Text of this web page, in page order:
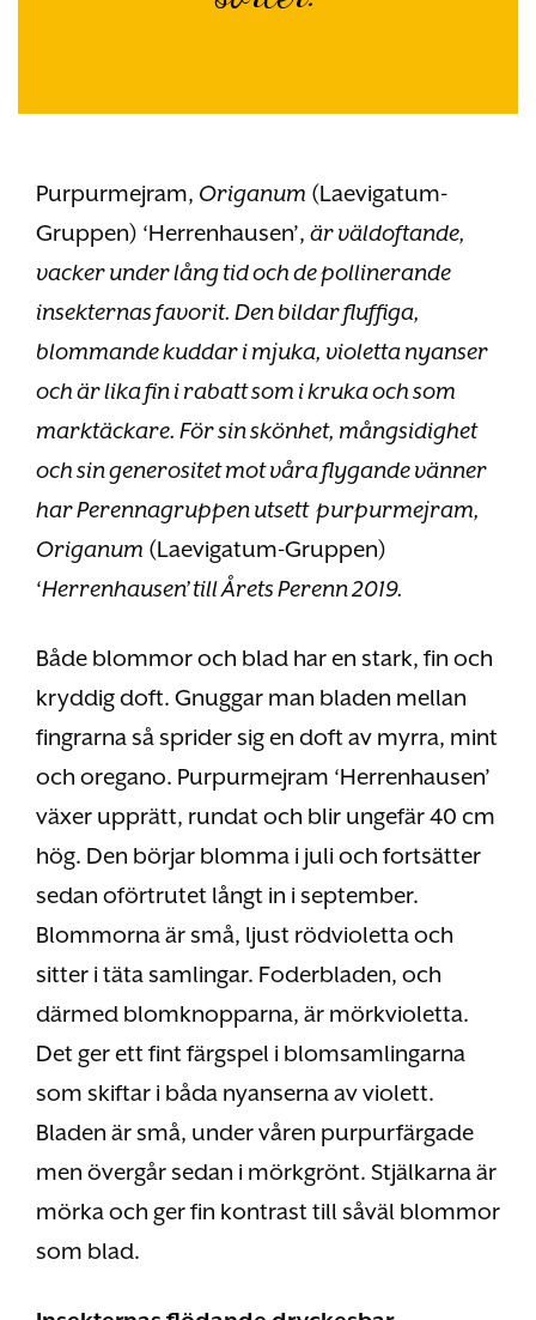
Purpurmejram, Origanum (Laevigatum-
Gruppen) ‘Herrenhausen’, är väldoftande,
vacker under lång tid och de pollinerande
insekternas favorit. Den bildar fluffiga,
blommande kuddar i mjuka, violetta nyanser
och är lika fin i rabatt som i kruka och som
marktäckare. För sin skönhet, mångsidighet
och sin generositet mot våra flygande vänner
har Perennagruppen utsett purpurmejram,
Origanum (Laevigatum-Gruppen)
‘Herrenhausen’ till Årets Perenn 2019.
Både blommor och blad har en stark, fin och
kryddig doft. Gnuggar man bladen mellan
fingrarna så sprider sig en doft av myrra, mint
och oregano. Purpurmejram ‘Herrenhausen’
växer upprätt, rundat och blir ungefär 40 cm
hög. Den börjar blomma i juli och fortsätter
sedan oförtrutet långt in i september.
Blommorna är små, ljust rödvioletta och
sitter i täta samlingar. Foderbladen, och
därmed blomknopparna, är mörkvioletta.
Det ger ett fint färgspel i blomsamlingarna
som skiftar i båda nyanserna av violett.
Bladen är små, under våren purpurfärgade
men övergår sedan i mörkgrönt. Stjälkarna är
mörka och ger fin kontrast till såväl blommor
som blad.